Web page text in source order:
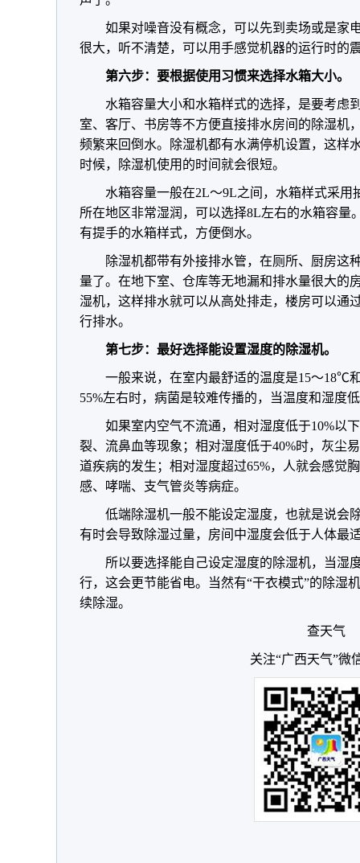
如果对噪音没有概念，可以先到卖场或是家
很大，听不清楚，可以用手感觉机器的运行时的
第六步：要根据使用习惯来选择水箱大小。
水箱容量大小和水箱样式的选择，是要考虑
室、客厅、书房等不方便直接排水房间的除湿机
频繁来回倒水。除湿机都有水满停机设置，这样
时候，除湿机使用的时间就会很短。
水箱容量一般在2L～9L之间，水箱样式采
所在地区非常湿润，可以选择8L左右的水箱容量
有提手的水箱样式，方便倒水。
除湿机都带有外接排水管，在厕所、厨房这
量了。在地下室、仓库等无地漏和排水量很大的
湿机，这样排水就可以从高处排走，楼房可以通
行排水。
第七步：最好选择能设置湿度的除湿机。
一般来说，在室内最舒适的温度是15～18℃
55%左右时，病菌是较难传播的，当温度和湿度
如果室内空气不流通，相对湿度低于10%以
裂、流鼻血等现象；相对湿度低于40%时，灰尘
道疾病的发生；相对湿度超过65%，人就会感觉
感、哮喘、支气管炎等病症。
低端除湿机一般不能设定湿度，也就是说会
有时会导致除湿过量，房间中湿度会低于人体最
所以要选择能自己设定湿度的除湿机，当湿
行，这会更节能省电。当然有“干衣模式”的除湿
续除湿。
查天气
关注“广西天气”微